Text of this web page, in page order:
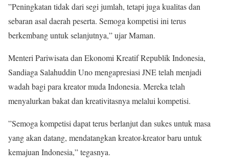
”Peningkatan tidak dari segi jumlah, tetapi juga kualitas dan
sebaran asal daerah peserta. Semoga kompetisi ini terus
berkembang untuk selanjutnya,” ujar Maman.
Menteri Pariwisata dan Ekonomi Kreatif Republik Indonesia,
Sandiaga Salahuddin Uno mengapresiasi JNE telah menjadi
wadah bagi para kreator muda Indonesia. Mereka telah
menyalurkan bakat dan kreativitasnya melalui kompetisi.
”Semoga kompetisi dapat terus berlanjut dan sukes untuk masa
yang akan datang, mendatangkan kreator-kreator baru untuk
kemajuan Indonesia,” tegasnya.